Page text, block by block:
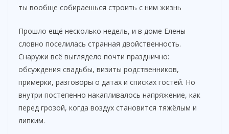
ты вообще собираешься строить с ним жизнь
Прошло ещё несколько недель, и в доме Елены
словно поселилась странная двойственность.
Снаружи всё выглядело почти празднично:
обсуждения свадьбы, визиты родственников,
примерки, разговоры о датах и списках гостей. Но
внутри постепенно накапливалось напряжение, как
перед грозой, когда воздух становится тяжёлым и
липким.